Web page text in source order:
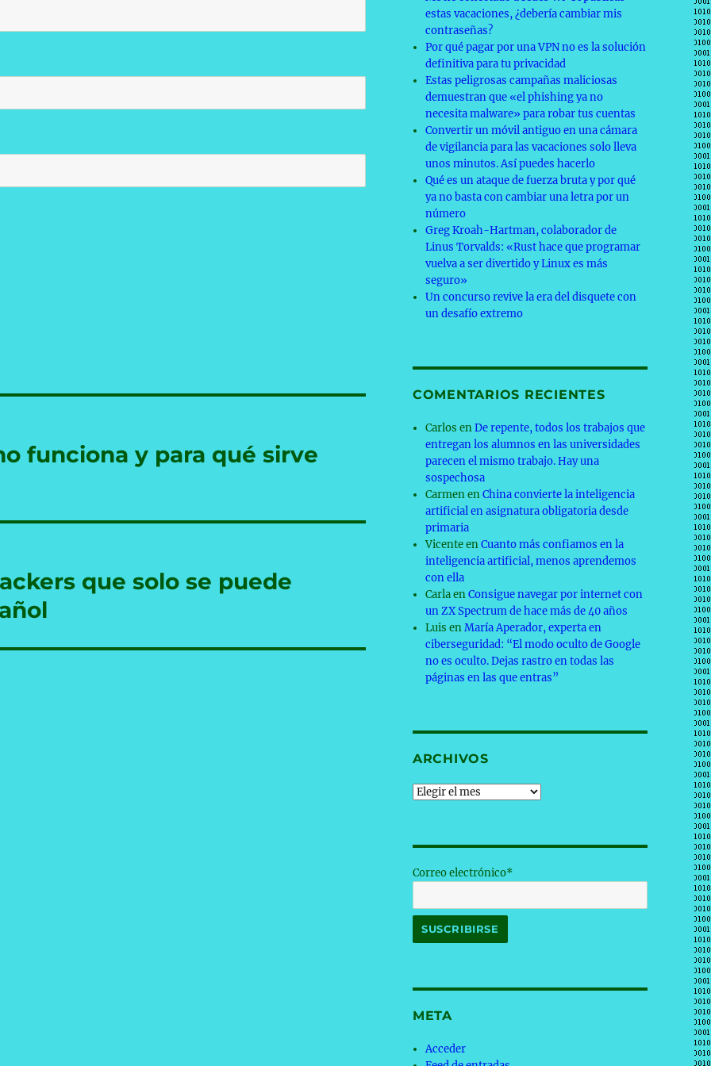
funciona y para qué sirve
que solo se puede
estas vacaciones, ¿debería cambiar mis
contraseñas?
Por qué pagar por una VPN no es la solución
definitiva para tu privacidad
Estas peligrosas campañas maliciosas
demuestran que «el phishing ya no
necesita malware» para robar tus cuentas
Convertir un móvil antiguo en una cámara
de vigilancia para las vacaciones solo lleva
unos minutos. Así puedes hacerlo
Qué es un ataque de fuerza bruta y por qué
ya no basta con cambiar una letra por un
número
Greg Kroah-Hartman, colaborador de
Linus Torvalds: «Rust hace que programar
vuelva a ser divertido y Linux es más
seguro»
Un concurso revive la era del disquete con
un desafío extremo
COMENTARIOS RECIENTES
Carlos enDe repente, todos los trabajos que
entregan los alumnos en las universidades
parecen el mismo trabajo. Hay una
sospechosa
CarmenenChina convierte la inteligencia
artificial en asignatura obligatoria desde
primaria
VicenteenCuanto más confiamos en la
inteligencia artificial, menos aprendemos
con ella
CarlaenConsigue navegar por internet con
un ZX Spectrum de hace más de 40 años
Luis enMaría Aperador, experta en
ciberseguridad: “El modo oculto de Google
no es oculto. Dejas rastro en todas las
páginas en las que entras”
ARCHIVOS
Archivos
Correo electrónico*
META
Acceder